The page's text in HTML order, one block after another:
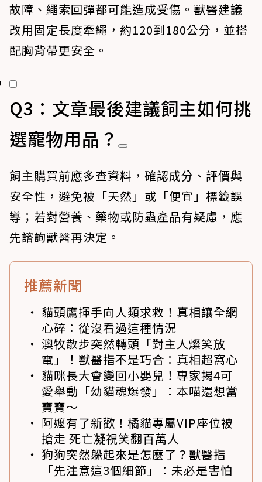
故障、繩索回彈都可能造成受傷。獸醫建議
改用固定長度牽繩，約120到180公分，並搭
配胸背帶更安全。
Q3：文章最後建議飼主如何挑
選寵物用品？
飼主購買前應多查資料，確認成分、評價與
安全性，避免被「天然」或「便宜」標籤誤
導；若對營養、藥物或防蟲產品有疑慮，應
先諮詢獸醫再決定。
推薦新聞
貓頭鷹揮手向人類求救！真相讓全網
心碎：從沒看過這種情況
澳牧散步突然轉頭「對主人燦笑放
電」！獸醫指不是巧合：真相超窩心
貓咪長大會變回小嬰兒！專家揭4可
愛舉動「幼貓魂爆發」：本喵還想當
寶寶～
阿嬤有了新歡！橘貓專屬VIP座位被
搶走 死亡凝視笑翻百萬人
狗狗突然躲起來是怎麼了？獸醫指
「先注意這3個細節」：未必是害怕